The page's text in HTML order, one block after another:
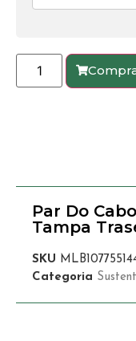
Par Do
Tampa
SKU
Categoria